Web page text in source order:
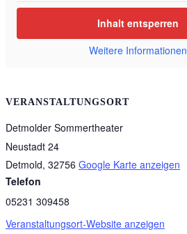
VERANSTALTUNGSORT
Detmolder Sommertheater
Neustadt 24
Detmold, 32756 Google Karte anzeigen
Telefon
05231 309458
Veranstaltungsort-Website anzeigen
Inhalt entsperren
Weitere Informationen